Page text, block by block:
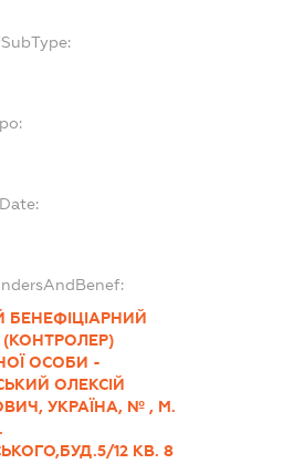
БЕНЕФІЦІАРНИЙ
ОСОБИ -
ОЛЕКСІЙ
УКРАЇНА, № , М.
12 КВ. 8